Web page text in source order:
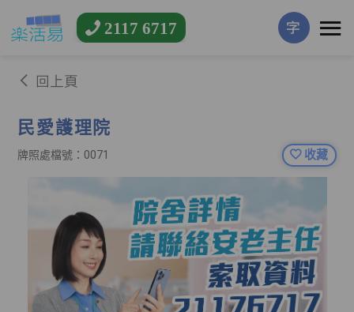
2117 6717 字
回上頁
民愛護理院
牌照處檔號：0071 收藏